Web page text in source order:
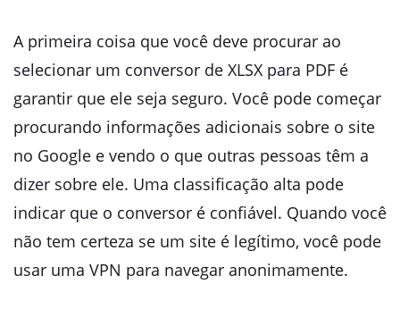
A primeira coisa que você deve procurar ao
selecionar um conversor de XLSX para PDF é
garantir que ele seja seguro. Você pode começar
procurando informações adicionais sobre o site
no Google e vendo o que outras pessoas têm a
dizer sobre ele. Uma classificação alta pode
indicar que o conversor é confiável. Quando você
não tem certeza se um site é legítimo, você pode
usar uma VPN para navegar anonimamente.